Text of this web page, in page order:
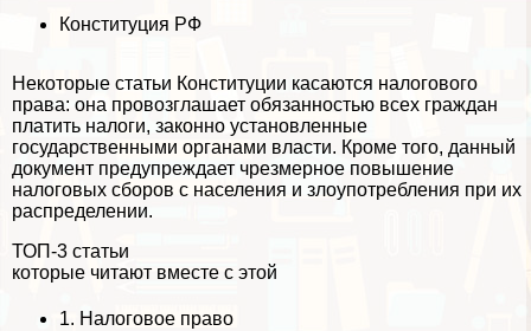
Конституция РФ
Некоторые статьи Конституции касаются налогового
права: она провозглашает обязанностью всех граждан
платить налоги, законно установленные
государственными органами власти. Кроме того, данный
документ предупреждает чрезмерное повышение
налоговых сборов с населения и злоупотрeбления при их
распределении.
ТОП-3 статьи
которые читают вместе с этой
1. Налоговое право